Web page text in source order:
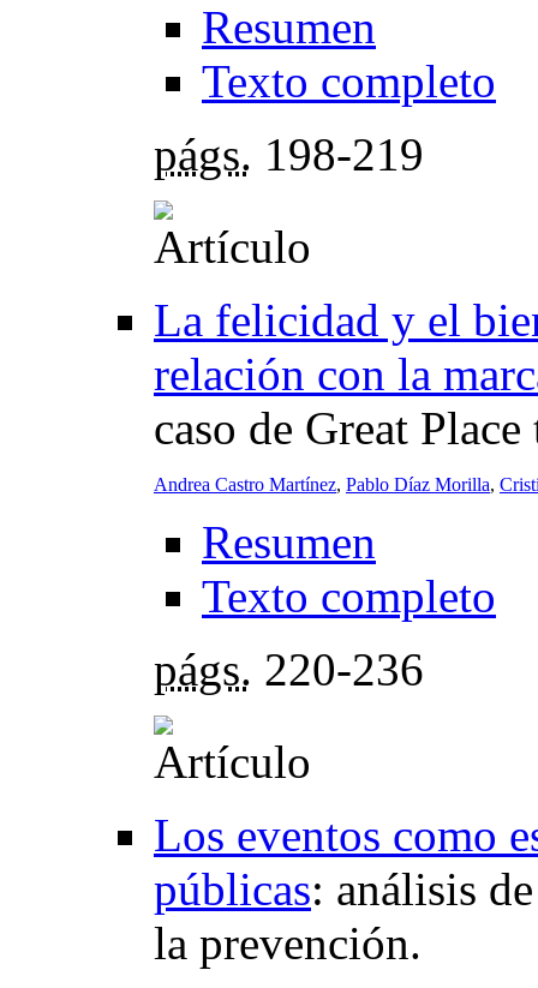
Resumen
Texto completo
págs. 198-219
La felicidad y el
relación con la
caso de Great
Andrea Castro Martínez, Pablo Díaz Morilla,
Resumen
Texto completo
págs. 220-236
Los eventos como
públicas: análisis
la prevención.